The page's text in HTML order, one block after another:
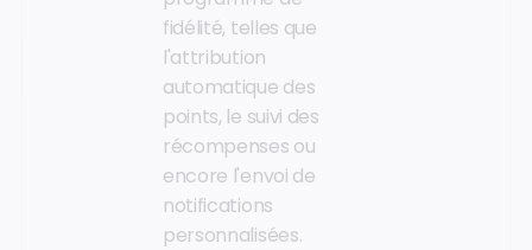
fidélité, telles que
l'attribution
automatique des
points, le suivi des
récompenses ou
encore l'envoi de
notifications
personnalisées.